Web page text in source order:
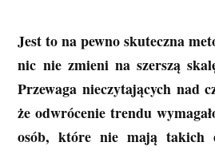
Jest to na pewno skuteczna
nic nie zmieni na szerszą
Przewaga nieczytających nad
że odwrócenie trendu
osób, które nie mają takich